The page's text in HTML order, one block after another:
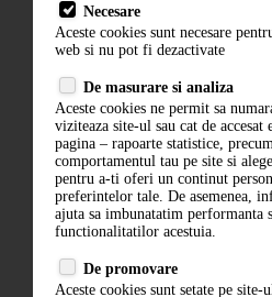
Termeni si
Politica de
ANPC
Necesare
Aceste cookies sunt necesare
web si nu pot fi dezactivate
De masurare si analiza
Aceste cookies ne permit sa
viziteaza site-ul sau cat de
pagina – rapoarte statistice,
comportamentul tau pe site si
pentru a-ti oferi un continut
preferintelor tale. De asemenea,
ajuta sa imbunatatim performanta
functionalitatilor acestuia.
De promovare
Aceste cookies sunt setate pe